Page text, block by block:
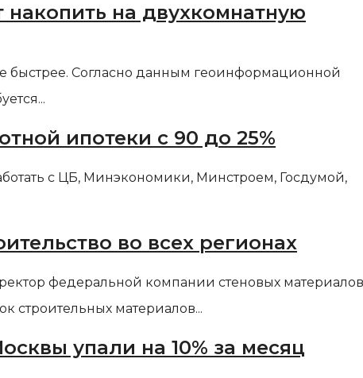
на двухкомнатную
быстрее. Согласно данным геоинформационной
ипотеки с 90 до 25%
с ЦБ, Минэкономики, Минстроем, Госдумой,
во всех регионах
федеральной компании стеновых материалов
строительных материалов...
упали на 10% за месяц